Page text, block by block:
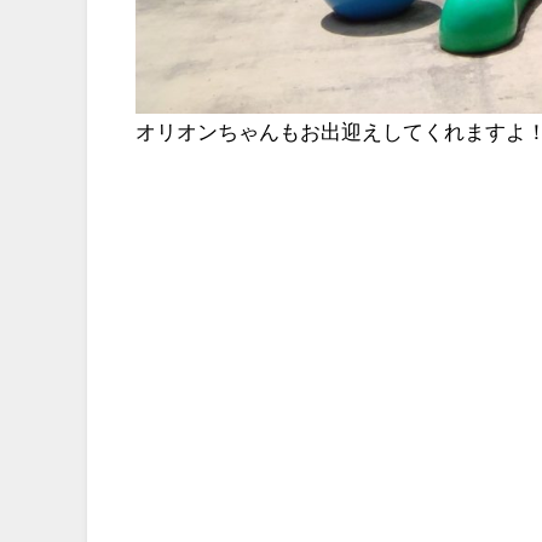
オリオンちゃんもお出迎えしてくれますよ